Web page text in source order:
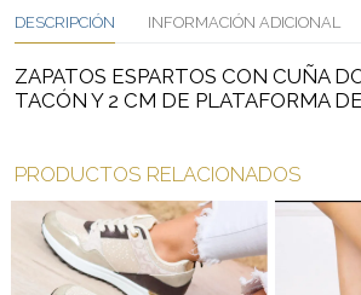
DESCRIPCIÓN INFORMACIÓN ADICIONAL
ZAPATOS ESPARTOS CON CUÑA
TACÓN Y 2 CM DE PLATAFORMA
PRODUCTOS RELACIONADOS